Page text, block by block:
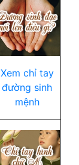
Xem chỉ tay
đường sinh
mệnh